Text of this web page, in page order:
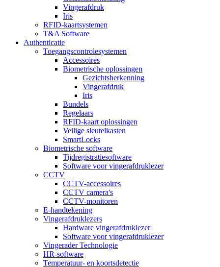
Vingerafdruk
Iris
RFID-kaartsystemen
T&A Software
Authenticatie
Toegangscontrolesystemen
Accessoires
Biometrische oplossingen
Gezichtsherkenning
Vingerafdruk
Iris
Bundels
Regelaars
RFID-kaart oplossingen
Veilige sleutelkasten
SmartLocks
Biometrische software
Tijdregistratiesoftware
Software voor vingerafdruklezer
CCTV
CCTV-accessoires
CCTV camera's
CCTV-monitoren
E-handtekening
Vingerafdruklezers
Hardware vingerafdruklezer
Software voor vingerafdruklezer
Vingerader Technologie
HR-software
Temperatuur- en koortsdetectie